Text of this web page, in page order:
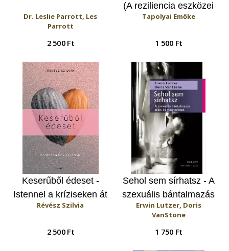
Dr. Leslie Parrott, Les
Parrott
2 500 Ft
(A reziliencia eszközei
a gyakorlatban)
Tapolyai Emőke
1 500 Ft
Keserűből édeset -
Istennel a kríziseken át
Révész Szilvia
2 500 Ft
Sehol sem sírhatsz - A
szexuális bántalmazás
sebei és gyógyulásuk
Erwin Lutzer, Doris
VanStone
1 750 Ft